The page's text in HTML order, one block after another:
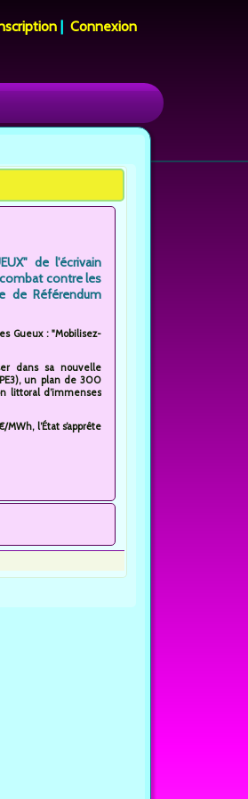
|Connexion
de l'écrivain
combat contre les
de Référendum
Gueux : "Mobilisez-
dans sa nouvelle
un plan de 300
littoral d’immenses
l’État s’apprête